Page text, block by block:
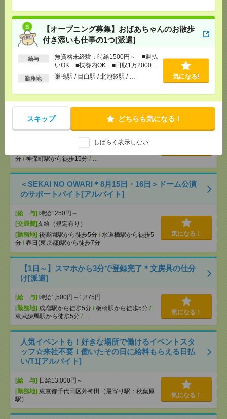
【オープニング募集】おばあちゃんのお散歩
付き添いも仕事の1つ[派遣]
給与
無資格未経験：時給1500円～ ■週払
いOK ■扶養内OK ■日収1万2000円
以上
勤務地 巣鴨駅 / 目白駅 / 北池袋駅 / … 気になる!
スキップ どちらも気になる！
しばらく表示しない
【シフト自由・現金手渡しOK】iPhoneなどスマホの
充電を繋げるだけ！[派遣]
[給 与]時給1414円～ ▼日払いOK（規定あ
り） ■初勤務手当あり ※規定による
新宿駅から徒歩/新宿三丁目駅から徒歩/
高田馬場駅から徒歩/ …
気になる！
＜日本を代表するバンド＊サカナクション＞ツアー
公演のサポートバイト＠日本武道館[アルバイト]
[給 与]時給1250円～
支給（規定有り）
分 / 神保町駅から徒歩15分 / …
＜SEKAI NO OWARI＊8月15日・16日＞ドーム公演
のサポートバイト[アルバイト]
[給 与] 時給1250円～
[交通費]支給（規定有り）
[勤務地] 後楽園駅から徒歩5分 / 水道橋駅から徒歩5
分 / 春日(東京都)駅から徒歩7分
気になる！
【1日～】スマホから3分で登録完了＊文房具の仕分
け[派遣]
[給 与] 時給1,500円～1,875円
[勤務地] 成増駅から徒歩5分 / 板橋駅から徒歩5分 /
東武練馬駅から徒歩5分 / …
気になる！
人気イベントも！好きな場所で働けるイベントスタ
ッフ☆来社不要！働いたその日に給料もらえる日払
い/T1[アルバイト]
[給 与] 日給13,000円～
[勤務地] 東京都千代田区外神田（最寄り駅：秋葉原
駅）
気になる！